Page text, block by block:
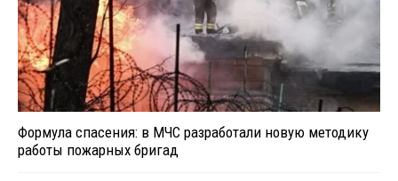
Формула спасения: в МЧС разработали новую методику
работы пожарных бригад